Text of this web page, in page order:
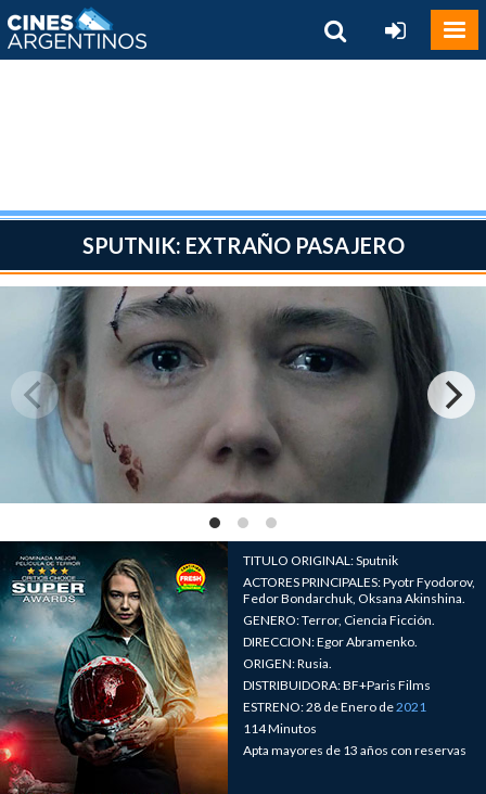
SPUTNIK: EXTRAÑO PASAJERO
TITULO ORIGINAL: Sputnik
ACTORES PRINCIPALES: Pyotr Fyodorov,
Fedor Bondarchuk, Oksana Akinshina.
GENERO: Terror, Ciencia Ficción.
DIRECCION: Egor Abramenko.
ORIGEN: Rusia.
DISTRIBUIDORA: BF+Paris Films
ESTRENO: 28 de Enero de2021
114 Minutos
Apta mayores de 13 años con reservas